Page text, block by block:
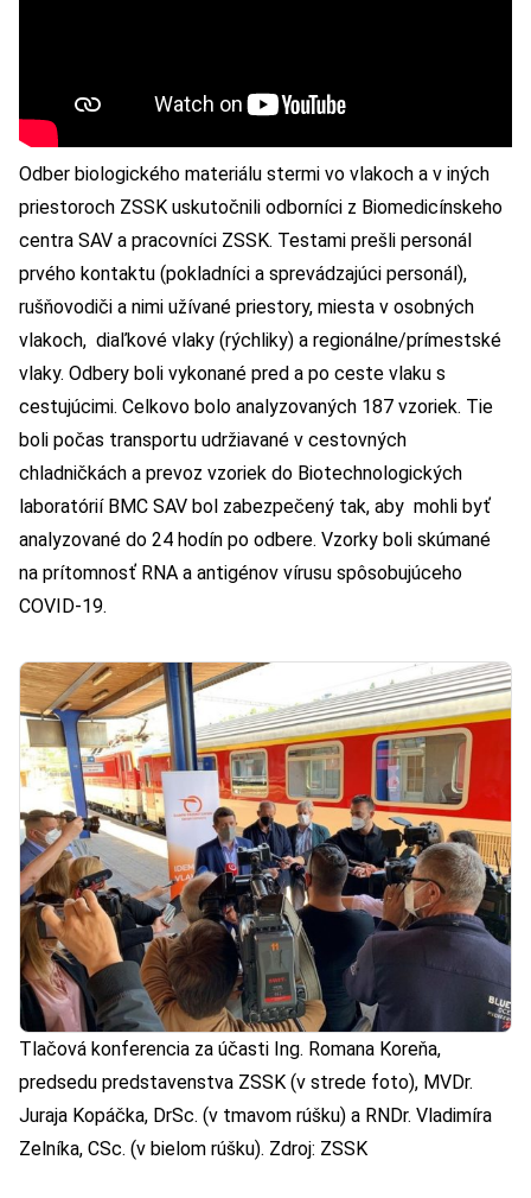
Odber biologického materiálu stermi vo vlakoch a v iných
priestoroch ZSSK uskutočnili odborníci z Biomedicínskeho
centra SAV a pracovníci ZSSK. Testami prešli personál
prvého kontaktu (pokladníci a sprevádzajúci personál),
rušňovodiči a nimi užívané priestory, miesta v osobných
vlakoch, diaľkové vlaky (rýchliky) a regionálne/prímestské
vlaky. Odbery boli vykonané pred a po ceste vlaku s
cestujúcimi. Celkovo bolo analyzovaných 187 vzoriek. Tie
boli počas transportu udržiavané v cestovných
chladničkách a prevoz vzoriek do Biotechnologických
laboratórií BMC SAV bol zabezpečený tak, aby mohli byť
analyzované do 24 hodín po odbere. Vzorky boli skúmané
na prítomnosť RNA a antigénov vírusu spôsobujúceho
COVID-19.
Tlačová konferencia za účasti Ing. Romana Koreňa,
predsedu predstavenstva ZSSK (v strede foto), MVDr.
Juraja Kopáčka, DrSc. (v tmavom rúšku) a RNDr. Vladimíra
Zelníka, CSc. (v bielom rúšku). Zdroj: ZSSK